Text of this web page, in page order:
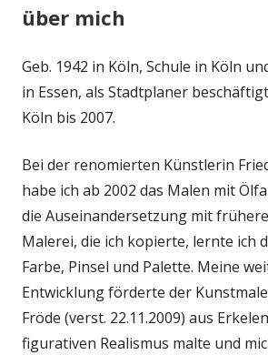
über mich
Geb. 1942 in Köln, Schule in Köln
in Essen, als Stadtplaner
Köln bis 2007.
Bei der renomierten Künstlerin
habe ich ab 2002 das Malen mit
die Auseinandersetzung mit
Malerei, die ich kopierte, lernte ich
Farbe, Pinsel und Palette. Meine
Entwicklung förderte der
Fröde (verst. 22.11.2009) aus
figurativen Realismus malte und